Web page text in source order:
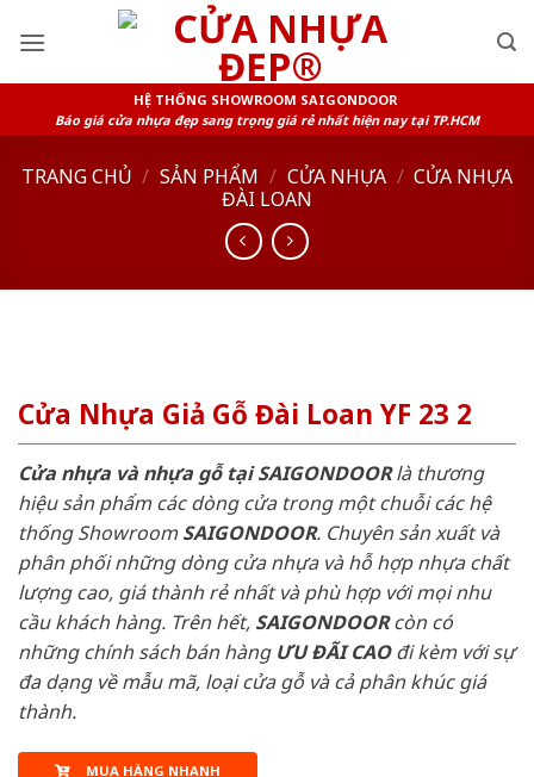
HỆ THỐNG SHOWROOM SAIGONDOOR
Báo giá cửa nhựa đẹp sang trọng giá rẻ nhất hiện nay tại TP.HCM
TRANG CHỦ / SẢN PHẨM / CỬA NHỰA / CỬA NHỰA
ĐÀI LOAN
Cửa Nhựa Giả Gỗ Đài Loan YF 23 2
Cửa nhựa và nhựa gỗ tại SAIGONDOORlà thương
hiệu sản phẩm các dòng cửa trong một chuỗi các hệ
thống ShowroomSAIGONDOOR. Chuyên sản xuất và
phân phối những dòng cửa nhựa và hỗ hợp nhựa chất
lượng cao, giá thành rẻ nhất và phù hợp với mọi nhu
cầu khách hàng. Trên hết, SAIGONDOORcòn có
những chính sách bán hàng ƯU ĐÃI CAOđi kèm với sự
đa dạng về mẫu mã, loại cửa gỗ và cả phân khúc giá
thành.
MUA HÀNG NHANH